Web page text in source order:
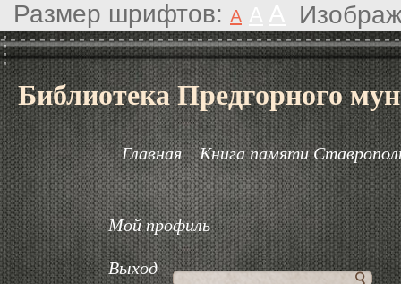
Размер шрифтов: A
Библиотека Предгорного
Главная Книга памяти
Мой профиль
Выход